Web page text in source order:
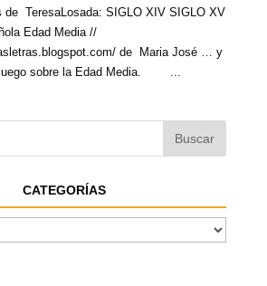
de TeresaLosada: SIGLO XIV SIGLO XV
Edad Media //
de Maria José … y
juego sobre la Edad Media. ...
CATEGORÍAS